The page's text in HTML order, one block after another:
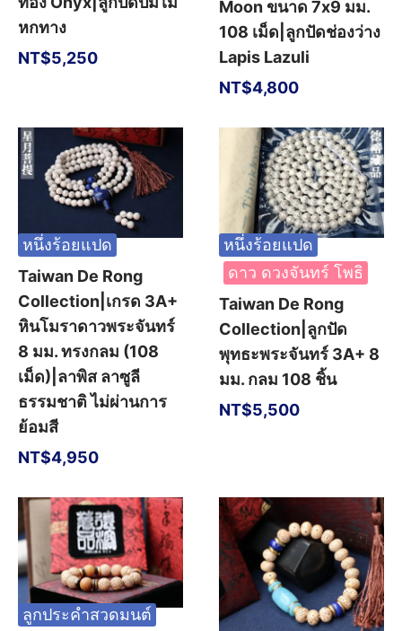
หกทาง
NT$5,250
Moon ขนาด 7x9 มม.
108 เม็ด|ลูกปัดช่องว่าง
Lapis Lazuli
NT$4,800
หนึ่งร้อยแปด
Taiwan De Rong
Collection|เกรด 3A+
หินโมราดาวพระจันทร์
8 มม. ทรงกลม (108
เม็ด)|ลาพิส ลาซูลี
ธรรมชาติ ไม่ผ่านการ
ย้อมสี
NT$4,950
หนึ่งร้อยแปด
ดาว ดวงจันทร์ โพธิ
Taiwan De Rong
Collection|ลูกปัด
พุทธะพระจันทร์ 3A+ 8
มม. กลม 108 ชิ้น
NT$5,500
ลูกประคำสวดมนต์